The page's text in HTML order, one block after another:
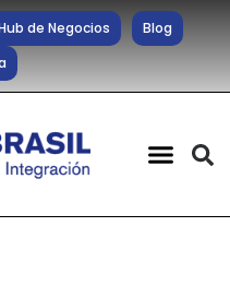
de Negocios
Blog